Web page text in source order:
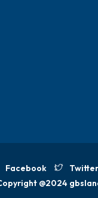
Facebook Twitter
@2024